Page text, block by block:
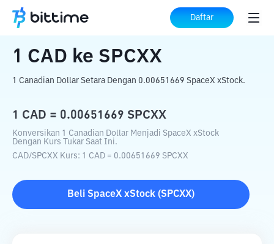
Daftar
Beranda Konverter Kripto ke SPCXX
1 CAD ke SPCXX
1 Canadian Dollar Setara Dengan 0.00651669 SpaceX xStock.
1 CAD = 0.00651669 SPCXX
Konversikan 1 Canadian Dollar Menjadi SpaceX xStock
Dengan Kurs Tukar Saat Ini.
CAD/SPCXX Kurs: 1 CAD = 0.00651669 SPCXX
Beli SpaceX xStock (SPCXX)